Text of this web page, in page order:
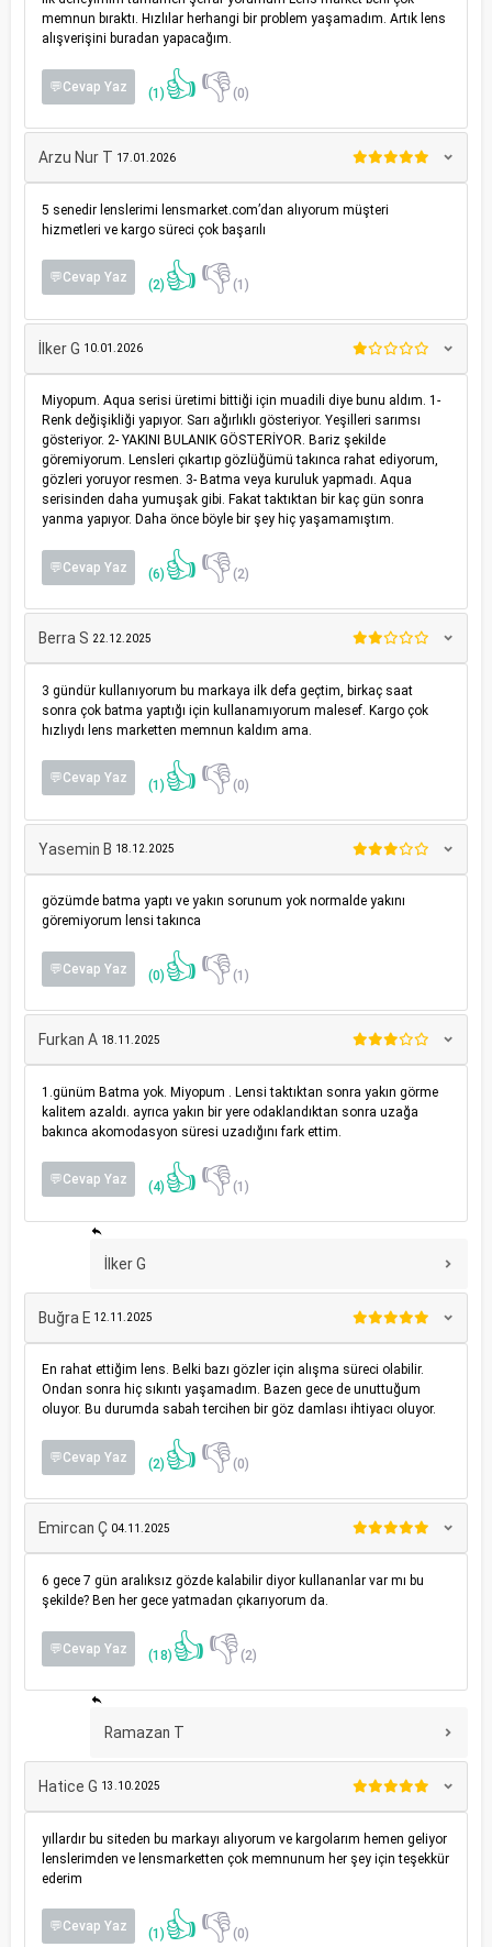
memnun bıraktı. Hızlılar herhangi bir problem yaşamadım. Artık lens
alışverişini buradan yapacağım.
💬Cevap Yaz (1) 👍👎(0)
Arzu Nur T 17.01.2026
5 senedir lenslerimi lensmarket.com’dan alıyorum müşteri
hizmetleri ve kargo süreci çok başarılı
💬Cevap Yaz (2) 👍👎(1)
İlker G 10.01.2026
Miyopum. Aqua serisi üretimi bittiği için muadili diye bunu aldım. 1-
Renk değişikliği yapıyor. Sarı ağırlıklı gösteriyor. Yeşilleri sarımsı
gösteriyor. 2- YAKINI BULANIK GÖSTERİYOR. Bariz şekilde
göremiyorum. Lensleri çıkartıp gözlüğümü takınca rahat ediyorum,
gözleri yoruyor resmen. 3- Batma veya kuruluk yapmadı. Aqua
serisinden daha yumuşak gibi. Fakat taktıktan bir kaç gün sonra
yanma yapıyor. Daha önce böyle bir şey hiç yaşamamıştım.
💬Cevap Yaz (6) 👍👎(2)
Berra S 22.12.2025
3 gündür kullanıyorum bu markaya ilk defa geçtim, birkaç saat
sonra çok batma yaptığı için kullanamıyorum malesef. Kargo çok
hızlıydı lens marketten memnun kaldım ama.
💬Cevap Yaz (1) 👍👎(0)
Yasemin B 18.12.2025
gözümde batma yaptı ve yakın sorunum yok normalde yakını
göremiyorum lensi takınca
💬Cevap Yaz (0) 👍👎(1)
Furkan A 18.11.2025
1.günüm Batma yok. Miyopum . Lensi taktıktan sonra yakın görme
kalitem azaldı. ayrıca yakın bir yere odaklandıktan sonra uzağa
bakınca akomodasyon süresi uzadığını fark ettim.
💬Cevap Yaz (4) 👍👎(1)
İlker G
Buğra E 12.11.2025
En rahat ettiğim lens. Belki bazı gözler için alışma süreci olabilir.
Ondan sonra hiç sıkıntı yaşamadım. Bazen gece de unuttuğum
oluyor. Bu durumda sabah tercihen bir göz damlası ihtiyacı oluyor.
💬Cevap Yaz (2) 👍👎(0)
Emircan Ç 04.11.2025
6 gece 7 gün aralıksız gözde kalabilir diyor kullananlar var mı bu
şekilde? Ben her gece yatmadan çıkarıyorum da.
💬Cevap Yaz (18) 👍👎(2)
Ramazan T
Hatice G 13.10.2025
yıllardır bu siteden bu markayı alıyorum ve kargolarım hemen geliyor
lenslerimden ve lensmarketten çok memnunum her şey için teşekkür
ederim
💬Cevap Yaz (1) 👍👎(0)